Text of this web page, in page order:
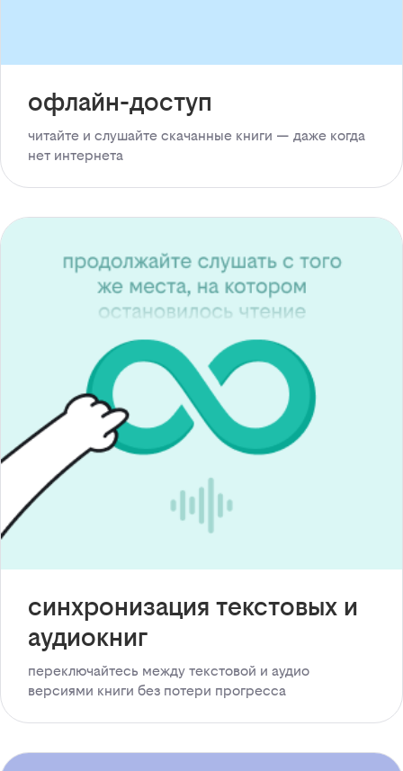
офлайн-доступ
читайте и слушайте скачанные книги — даже когда
нет интернета
синхронизация текстовых и
аудиокниг
переключайтесь между текстовой и аудио
версиями книги без потери прогресса